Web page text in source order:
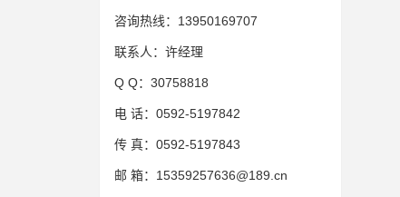
咨询热线： 13950169707
联系人： 许经理
Q Q： 30758818
电 话： 0592-5197842
传 真： 0592-5197843
邮 箱： 15359257636@189.cn